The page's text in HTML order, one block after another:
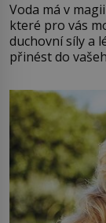
Voda má v
které pro vás
duchovní síly a
přinést do
můžete
větší harmonii